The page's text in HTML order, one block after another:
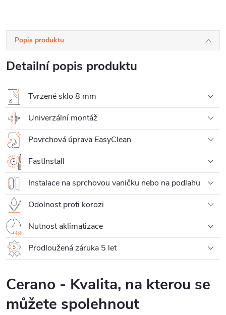
Popis produktu
Detailní popis produktu
Tvrzené sklo 8 mm
Univerzální montáž
Povrchová úprava EasyClean
FastInstall
Instalace na sprchovou vaničku nebo na podlahu
Odolnost proti korozi
Nutnost aklimatizace
Prodloužená záruka 5 let
Cerano - Kvalita, na kterou se
můžete spolehnout